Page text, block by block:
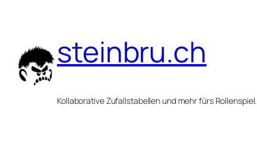
springen steinbru.ch
Kollaborative Zufallstabellen und mehr fürs Rollenspiel.